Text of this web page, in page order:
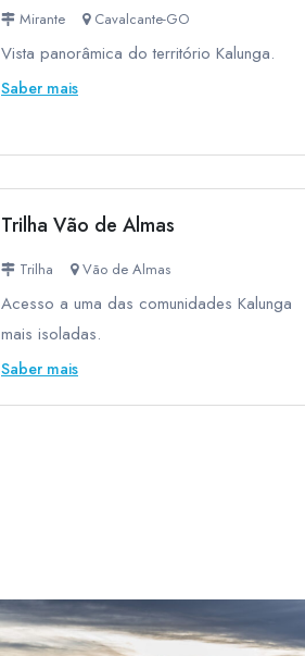
Mirante Cavalcante-GO
Vista panorâmica do território Kalunga.
Saber mais
Trilha Vão de Almas
Trilha Vão de Almas
Acesso a uma das comunidades Kalunga
mais isoladas.
Saber mais